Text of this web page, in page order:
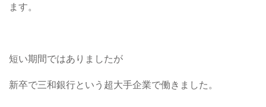
ます。
短い期間ではありましたが
新卒で三和銀行という超大手企業で働きました。